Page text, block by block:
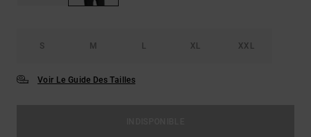
S M L XL XXL
Voir Le Guide Des Tailles